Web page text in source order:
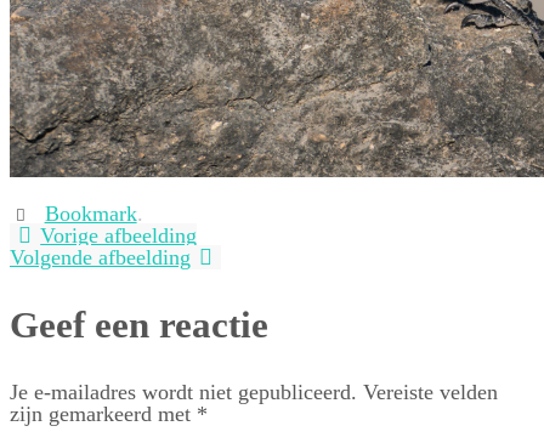
Bookmark.
Vorige afbeelding
Volgende afbeelding
Geef een reactie
Je e-mailadres wordt niet gepubliceerd. Vereiste velden
zijn gemarkeerd met *